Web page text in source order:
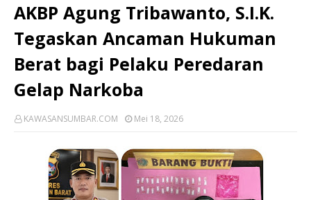
AKBP Agung Tribawanto, S.I.K.
Tegaskan Ancaman Hukuman
Berat bagi Pelaku Peredaran
Gelap Narkoba
KAWASANSUMBAR.COM Mei 18, 2026